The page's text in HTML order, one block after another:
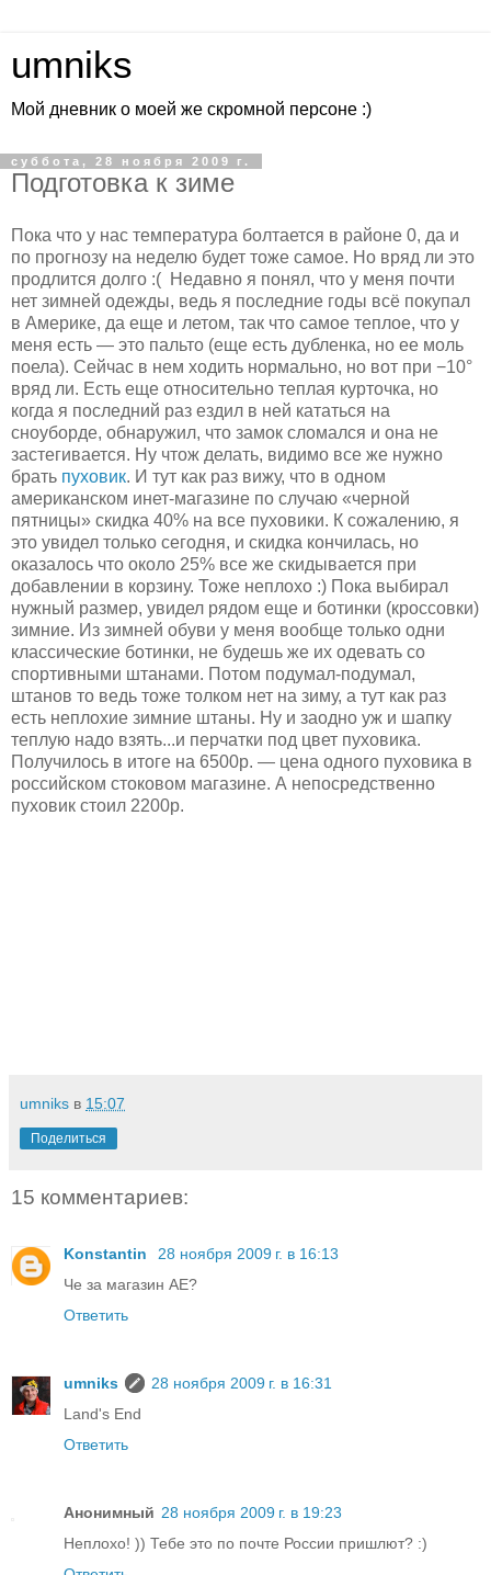
umniks
Мой дневник о моей же скромной персоне :)
суббота, 28 ноября 2009 г.
Подготовка к зиме
Пока что у нас температура болтается в районе 0, да и
по прогнозу на неделю будет тоже самое. Но вряд ли это
продлится долго :( Недавно я понял, что у меня почти
нет зимней одежды, ведь я последние годы всё покупал
в Америке, да еще и летом, так что самое теплое, что у
меня есть — это пальто (еще есть дубленка, но ее моль
поела). Сейчас в нем ходить нормально, но вот при −10°
вряд ли. Есть еще относительно теплая курточка, но
когда я последний раз ездил в ней кататься на
сноуборде, обнаружил, что замок сломался и она не
застегивается. Ну чтож делать, видимо все же нужно
брать пуховик. И тут как раз вижу, что в одном
американском инет-магазине по случаю «черной
пятницы» скидка 40% на все пуховики. К сожалению, я
это увидел только сегодня, и скидка кончилась, но
оказалось что около 25% все же скидывается при
добавлении в корзину. Тоже неплохо :) Пока выбирал
нужный размер, увидел рядом еще и ботинки (кроссовки)
зимние. Из зимней обуви у меня вообще только одни
классические ботинки, не будешь же их одевать со
спортивными штанами. Потом подумал-подумал,
штанов то ведь тоже толком нет на зиму, а тут как раз
есть неплохие зимние штаны. Ну и заодно уж и шапку
теплую надо взять...и перчатки под цвет пуховика.
Получилось в итоге на 6500р. — цена одного пуховика в
российском стоковом магазине. А непосредственно
пуховик стоил 2200р.
umniks в 15:07
Поделиться
15 комментариев:
Konstantin
28 ноября 2009 г. в 16:13
Че за магазин AE?
Ответить
umniks
28 ноября 2009 г. в 16:31
Land's End
Ответить
Анонимный 28 ноября 2009 г. в 19:23
Неплохо! )) Тебе это по почте России пришлют? :)